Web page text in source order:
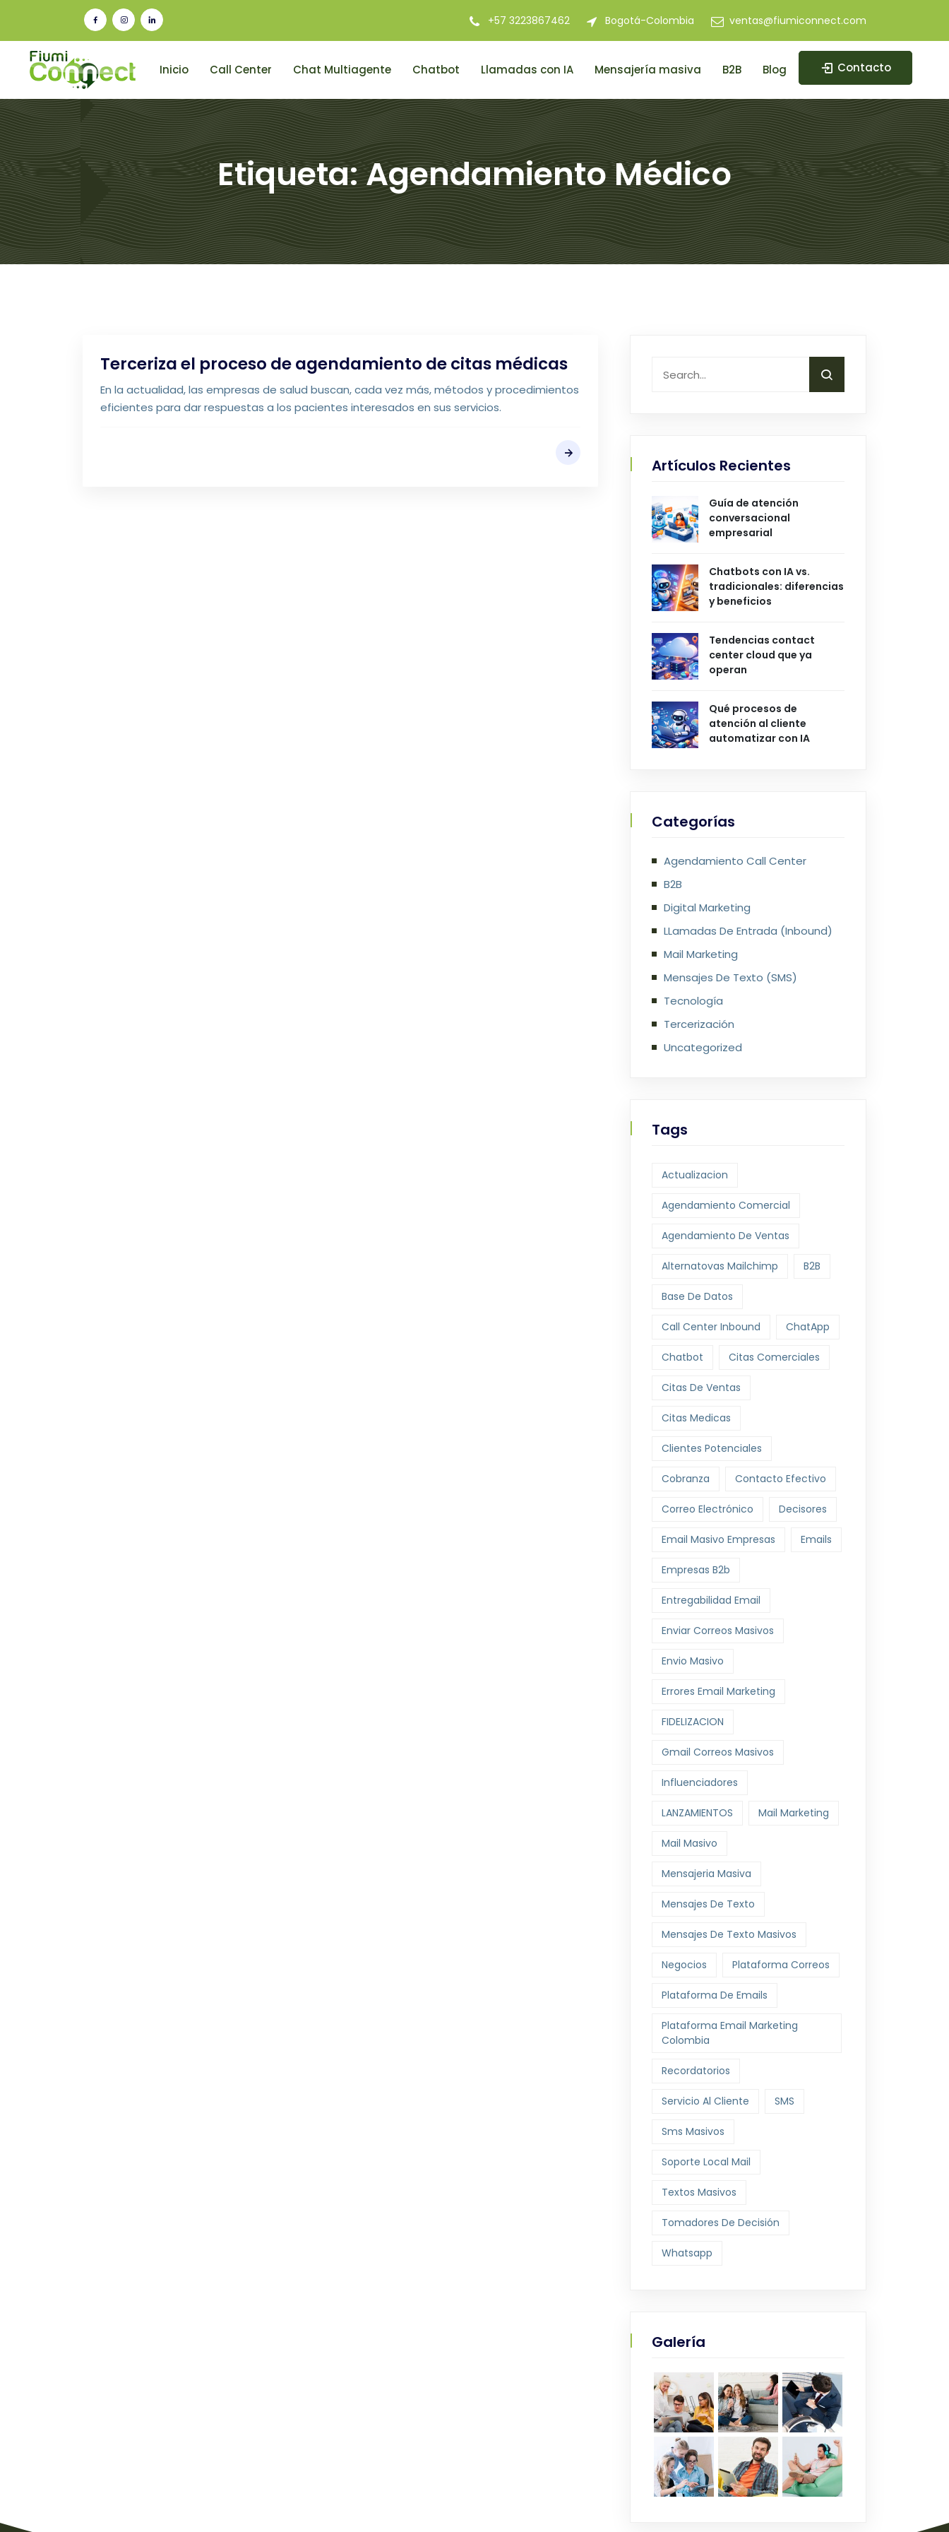
+57 3223867462 Bogotá-Colombia ventas@fiumiconnect.com
Inicio Call Center Chat Multiagente Chatbot Llamadas con IA Mensajería masiva B2B Blog Contacto
Etiqueta:Agendamiento Médico
Terceriza el proceso de agendamiento de citas médicas
En la actualidad, las empresas de salud buscan, cada vez más, métodos y procedimientos
eficientes para dar respuestas a los pacientes interesados en sus servicios.
Artículos Recientes
Guía de atención
conversacional
empresarial
Chatbots con IA vs.
tradicionales: diferencias
y beneficios
Tendencias contact
center cloud que ya
operan
Qué procesos de
atención al cliente
automatizar con IA
Categorías
Agendamiento Call Center
B2B
Digital Marketing
LLamadas De Entrada (Inbound)
Mail Marketing
Mensajes De Texto (SMS)
Tecnología
Tercerización
Uncategorized
Tags
Actualizacion
Agendamiento Comercial
Agendamiento De Ventas
Alternatovas Mailchimp B2B
Base De Datos
Call Center Inbound ChatApp
Chatbot Citas Comerciales
Citas De Ventas
Citas Medicas
Clientes Potenciales
Cobranza Contacto Efectivo
Correo Electrónico Decisores
Email Masivo Empresas Emails
Empresas B2b
Entregabilidad Email
Enviar Correos Masivos
Envio Masivo
Errores Email Marketing
FIDELIZACION
Gmail Correos Masivos
Influenciadores
LANZAMIENTOS Mail Marketing
Mail Masivo
Mensajeria Masiva
Mensajes De Texto
Mensajes De Texto Masivos
Negocios Plataforma Correos
Plataforma De Emails
Plataforma Email Marketing
Colombia
Recordatorios
Servicio Al Cliente SMS
Sms Masivos
Soporte Local Mail
Textos Masivos
Tomadores De Decisión
Whatsapp
Galería